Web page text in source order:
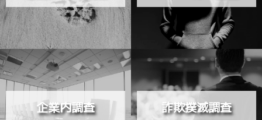
企業内調査 詐欺撲滅調査